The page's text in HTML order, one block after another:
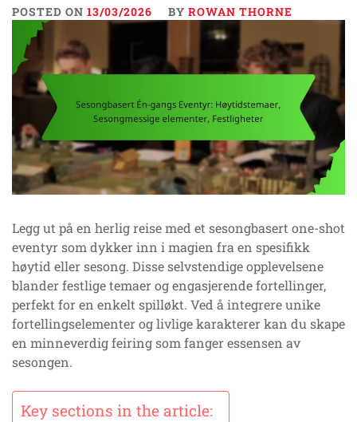
POSTED ON 13/03/2026 BY ROWAN THORNE
Legg ut på en herlig reise med et sesongbasert one-shot
eventyr som dykker inn i magien fra en spesifikk
høytid eller sesong. Disse selvstendige opplevelsene
blander festlige temaer og engasjerende fortellinger,
perfekt for en enkelt spilløkt. Ved å integrere unike
fortellingselementer og livlige karakterer kan du skape
en minneverdig feiring som fanger essensen av
sesongen.
Key sections in the article: